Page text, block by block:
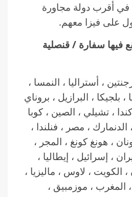
في أقرب دولة مجاورة
على فيزا معهم.
فيها سفارة / قنصلية
، أستراليا ، النمسا ،
، بلجيكا ، البرازيل ، بروناي
كندا ، تشيلي ، الصين ، كوبا
، مصر ، فنلندا ،
، هونغ كونغ ، المجر ،
، إسرائيل ، إيطاليا ،
، الكويت ، لاوس ، ماليزيا ،
المغرب ، موزمبيق ،